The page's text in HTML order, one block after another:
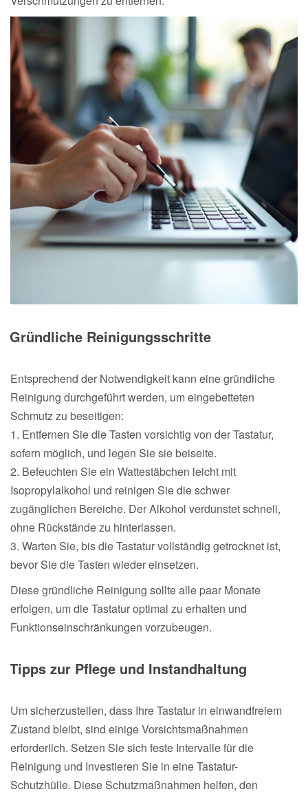
Gründliche Reinigungsschritte
Entsprechend der Notwendigkeit kann eine gründliche
Reinigung durchgeführt werden, um eingebetteten
Schmutz zu beseitigen:
1. Entfernen Sie die Tasten vorsichtig von der Tastatur,
sofern möglich, und legen Sie sie beiseite.
2. Befeuchten Sie ein Wattestäbchen leicht mit
Isopropylalkohol und reinigen Sie die schwer
zugänglichen Bereiche. Der Alkohol verdunstet schnell,
ohne Rückstände zu hinterlassen.
3. Warten Sie, bis die Tastatur vollständig getrocknet ist,
bevor Sie die Tasten wieder einsetzen.
Diese gründliche Reinigung sollte alle paar Monate
erfolgen, um die Tastatur optimal zu erhalten und
Funktionseinschränkungen vorzubeugen.
Tipps zur Pflege und Instandhaltung
Um sicherzustellen, dass Ihre Tastatur in einwandfreiem
Zustand bleibt, sind einige Vorsichtsmaßnahmen
erforderlich. Setzen Sie sich feste Intervalle für die
Reinigung und Investieren Sie in eine Tastatur-
Schutzhülle. Diese Schutzmaßnahmen helfen, den